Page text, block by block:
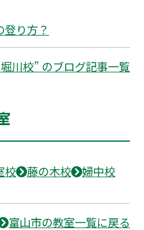
り方？
川校” のブログ記事一覧
校 藤の木校
婦中校
富山市の教室一覧に戻る